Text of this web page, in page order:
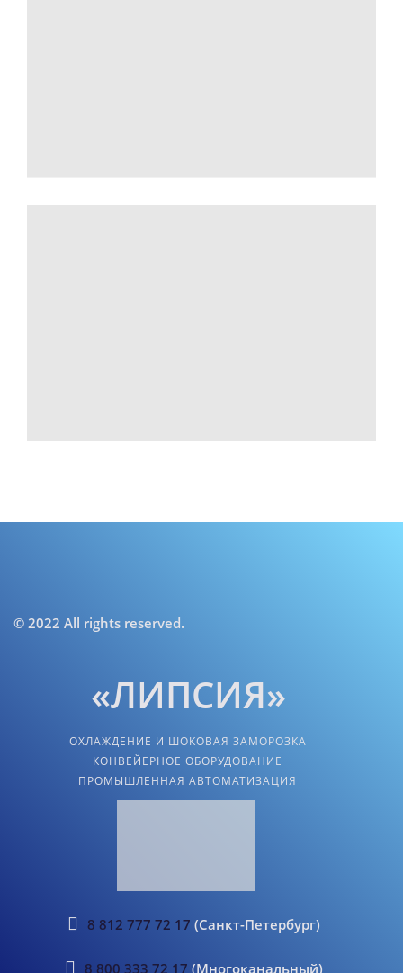
© 2022 All rights reserved.
«ЛИПСИЯ»
ОХЛАЖДЕНИЕ И ШОКОВАЯ ЗАМОРОЗКА
КОНВЕЙЕРНОЕ ОБОРУДОВАНИЕ
ПРОМЫШЛЕННАЯ АВТОМАТИЗАЦИЯ
8 812 777 72 17 (Санкт-Петербург)
8 800 333 72 17 (Многоканальный)